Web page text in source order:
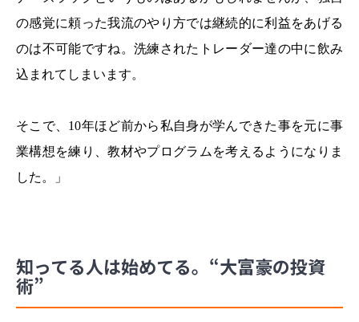
の感覚に頼った我流のやり方では継続的に利益をあげる
のは不可能ですね。洗練されたトレーダー達の中に飲み
込まれてしまいます。
そこで、10年ほど前から私自身が学んできた事を元に事
業構想を練り、教材やプログラムを考えるようになりま
した。」
知ってる人は始めてる。“大富豪の投資
術”